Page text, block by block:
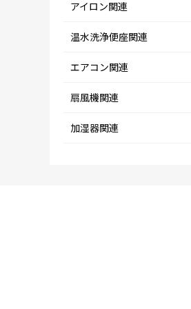
アイロン関連
温水洗浄便座関連
エアコン関連
扇風機関連
加湿器関連